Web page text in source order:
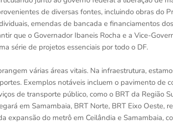
de diversas fontes, incluindo obras do
emendas de bancada e financiamentos
que o Governador Ibaneis Rocha e a Vice-
série de projetos essenciais por todo o DF.
várias áreas vitais. Na infraestrutura,
Exemplos notáveis incluem o pavimento de
de transporte público, como o BRT da Região
em Samambaia, BRT Norte, BRT Eixo Oeste,
expansão do metrô em Ceilândia e Samambaia,